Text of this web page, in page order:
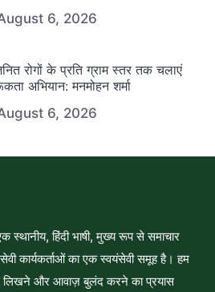
6, 2026
रोगों के प्रति ग्राम स्तर तक चलाएं
अभियान: मनमोहन शर्मा
6, 2026
हिंदी भाषी, मुख्य रूप से समाचार
कार्यकर्ताओं का एक स्वयंसेवी समूह है। हम
लिखने और आवाज़ बुलंद करने का प्रयास